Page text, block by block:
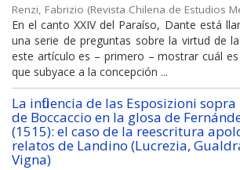
Renzi, Fabrizio (Revista Chilena de Estudios
En el canto XXIV del Paraíso, Dante está
una serie de preguntas sobre la virtud de
este artículo es – primero – mostrar cuál
que subyace a la concepción ...
La influencia de las Esposizioni
de Boccaccio en la glosa de
(1515): el caso de la reescritura
relatos de Landino (Lucrezia,
Vigna)